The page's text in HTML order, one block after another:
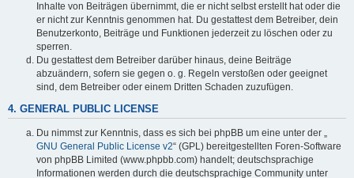
Inhalte von Beiträgen übernimmt, die er nicht selbst erstellt hat oder die
er nicht zur Kenntnis genommen hat. Du gestattest dem Betreiber, dein
Benutzerkonto, Beiträge und Funktionen jederzeit zu löschen oder zu
sperren.
Du gestattest dem Betreiber darüber hinaus, deine Beiträge
abzuändern, sofern sie gegen o. g. Regeln verstoßen oder geeignet
sind, dem Betreiber oder einem Dritten Schaden zuzufügen.
4. GENERAL PUBLIC LICENSE
Du nimmst zur Kenntnis, dass es sich bei phpBB um eine unter der „
GNU General Public License v2“ (GPL) bereitgestellten Foren-Software
von phpBB Limited (www.phpbb.com) handelt; deutschsprachige
Informationen werden durch die deutschsprachige Community unter